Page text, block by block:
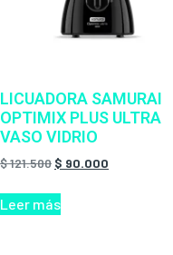
LICUADORA SAMURAI
OPTIMIX PLUS ULTRA
VASO VIDRIO
$121.500 $ 90.000
Leer más